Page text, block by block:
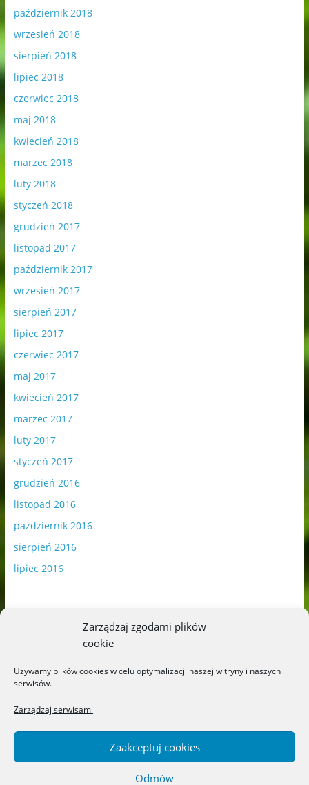
Zarządzaj zgodami plików
cookie
Używamy plików cookies w celu optymalizacji naszej witryny i naszych
serwisów.
Zarządzaj serwisami
Zaakceptuj cookies
Odmów
październik 2018
wrzesień 2018
sierpień 2018
lipiec 2018
czerwiec 2018
maj 2018
kwiecień 2018
marzec 2018
luty 2018
styczeń 2018
grudzień 2017
listopad 2017
październik 2017
wrzesień 2017
sierpień 2017
lipiec 2017
czerwiec 2017
maj 2017
kwiecień 2017
marzec 2017
luty 2017
styczeń 2017
grudzień 2016
listopad 2016
październik 2016
sierpień 2016
lipiec 2016